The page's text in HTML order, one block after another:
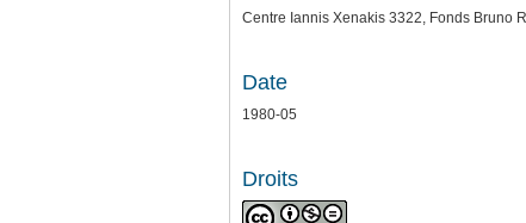
Centre Iannis Xenakis 3322, Fonds Bruno
Date
1980-05
Droits